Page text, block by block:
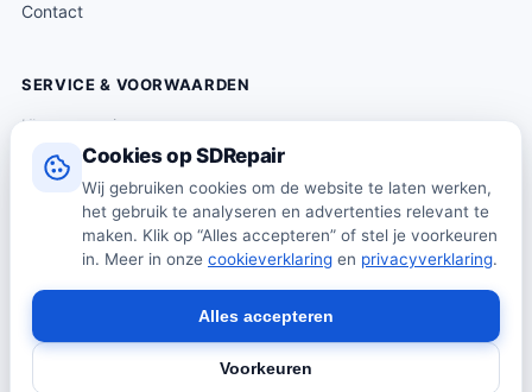
Cookies op SDRepair
Wij gebruiken cookies om de website te laten werken,
het gebruik te analyseren en advertenties relevant te
maken. Klik op “Alles accepteren” of stel je voorkeuren
in. Meer in onze cookieverklaring en privacyverklaring.
Voorkeuren
Alles accepteren
Contact
SERVICE & VOORWAARDEN
Klantenservice
Verzending & levering
Retourneren
Algemene voorwaarden